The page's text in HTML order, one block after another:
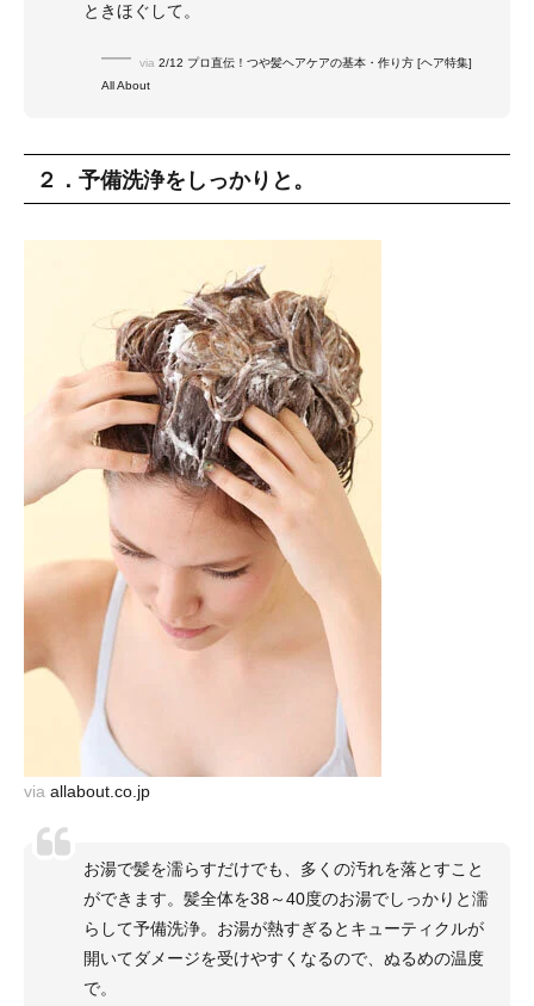
ときほぐして。
via 2/12 プロ直伝！つや髪ヘアケアの基本・作り方 [ヘア特集]
All About
２．予備洗浄をしっかりと。
via allabout.co.jp
お湯で髪を濡らすだけでも、多くの汚れを落とすこと
ができます。髪全体を38～40度のお湯でしっかりと濡
らして予備洗浄。お湯が熱すぎるとキューティクルが
開いてダメージを受けやすくなるので、ぬるめの温度
で。